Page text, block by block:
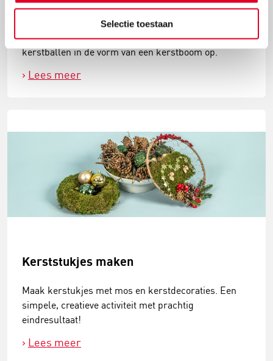
Selectie toestaan
Knutselidee: kersthanger met ballen
Met de metalen ring met gaas hang je met gemak
kerstballen in de vorm van een kerstboom op.
Lees meer
Kerststukjes maken
Maak kerstukjes met mos en kerstdecoraties. Een
simpele, creatieve activiteit met prachtig
eindresultaat!
Lees meer